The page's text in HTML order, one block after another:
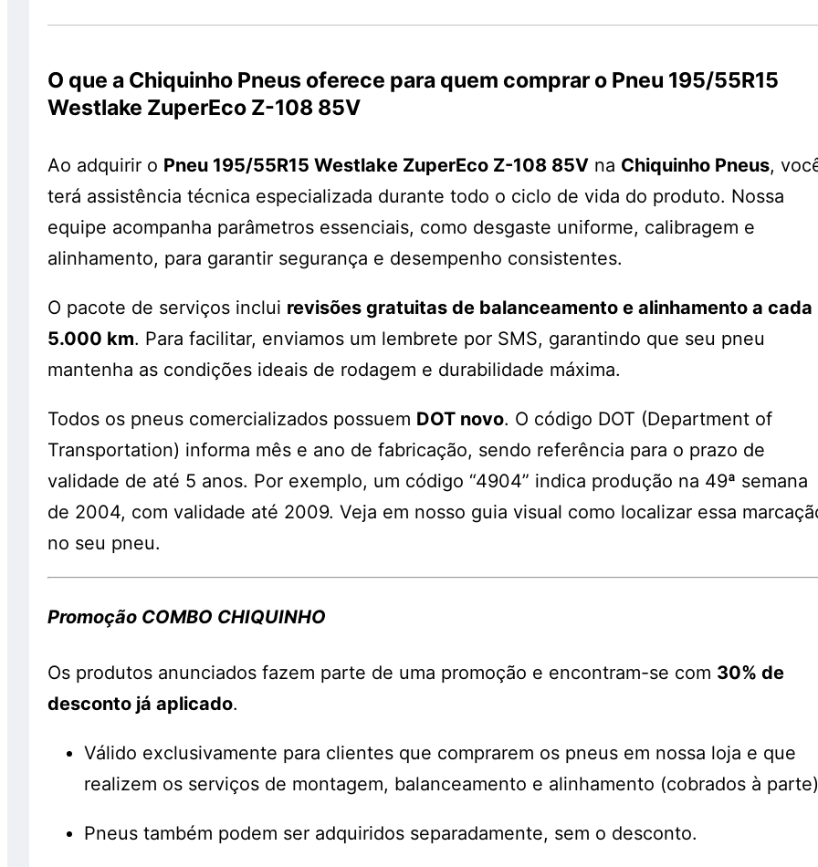
O que a Chiquinho Pneus oferece para quem comprar o Pneu 195/55R15
Westlake ZuperEco Z-108 85V
Ao adquirir o Pneu 195/55R15 Westlake ZuperEco Z-108 85V na Chiquinho Pneus,
terá assistência técnica especializada durante todo o ciclo de vida do produto. Nossa
equipe acompanha parâmetros essenciais, como desgaste uniforme, calibragem e
alinhamento, para garantir segurança e desempenho consistentes.
O pacote de serviços inclui revisões gratuitas de balanceamento e alinhamento a cada
5.000 km. Para facilitar, enviamos um lembrete por SMS, garantindo que seu pneu
mantenha as condições ideais de rodagem e durabilidade máxima.
Todos os pneus comercializados possuem DOT novo. O código DOT (Department of
Transportation) informa mês e ano de fabricação, sendo referência para o prazo de
validade de até 5 anos. Por exemplo, um código “4904” indica produção na 49ª semana
de 2004, com validade até 2009. Veja em nosso guia visual como localizar essa
no seu pneu.
Promoção COMBO CHIQUINHO
Os produtos anunciados fazem parte de uma promoção e encontram-se com 30% de
desconto já aplicado.
Válido exclusivamente para clientes que comprarem os pneus em nossa loja e que
realizem os serviços de montagem, balanceamento e alinhamento (cobrados à
Pneus também podem ser adquiridos separadamente, sem o desconto.